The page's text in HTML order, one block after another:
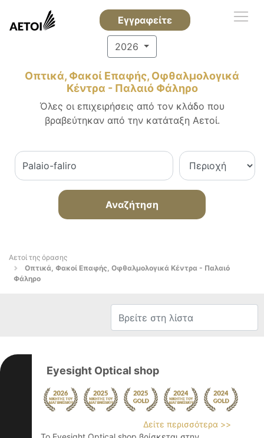
Εγγραφείτε
2026
Οπτικά, Φακοί Επαφής, Οφθαλμολογικά
Κέντρα - Παλαιό Φάληρο
Όλες οι επιχειρήσεις από τον κλάδο που
βραβεύτηκαν από την κατάταξη Αετοί.
Αναζήτηση
Αετοί της όρασης
Οπτικά, Φακοί Επαφής, Οφθαλμολογικά Κέντρα - Παλαιό
Φάληρο
Eyesight Optical shop
Δείτε περισσότερα >>